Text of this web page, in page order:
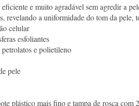
e muito agradável sem agredir a
revelando a uniformidade do tom da pele,
celular
esfoliantes
e polietileno
pele
plástico mais fino e tampa de rosca